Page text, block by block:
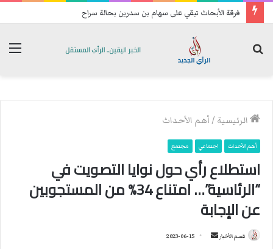
تحسبا للهجمات: فصائل عراقية تعيد رسم خريطة انتشارها الميداني
الرئيسية /أهم الأحداث
أهم الأحداث اجتماعي مجتمع
استطلاع رأي حول نوايا التصويت في
“الرئاسية”… امتناع 34% من المستجوبين
عن الإجابة
قسم الأخبار 2023-06-15